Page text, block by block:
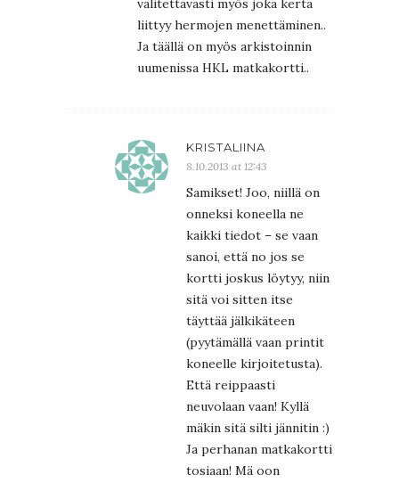
valitettavasti myös joka kerta
liittyy hermojen menettäminen..
Ja täällä on myös arkistoinnin
uumenissa HKL matkakortti..
KRISTALIINA
8.10.2013 at 12:43
Samikset! Joo, niillä on
onneksi koneella ne
kaikki tiedot – se vaan
sanoi, että no jos se
kortti joskus löytyy, niin
sitä voi sitten itse
täyttää jälkikäteen
(pyytämällä vaan printit
koneelle kirjoitetusta).
Että reippaasti
neuvolaan vaan! Kyllä
mäkin sitä silti jännitin :)
Ja perhanan matkakortti
tosiaan! Mä oon